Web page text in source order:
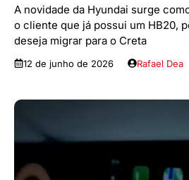
A novidade da Hyundai surge
o cliente que já possui um HB20,
deseja migrar para o Creta
12 de junho de 2026 Rafael Dea